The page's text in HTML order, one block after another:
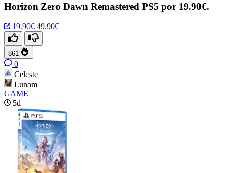
Horizon Zero Dawn Remastered PS5 por 19.90€.
19.90€ 49.90€
861
0
Celeste
Lunam
GAME
5d